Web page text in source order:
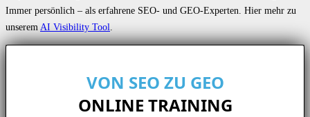
Immer persönlich – als erfahrene SEO- und GEO-Experten. Hier mehr zu
unserem AI Visibility Tool
VON SEO ZU GEO
ONLINE TRAINING